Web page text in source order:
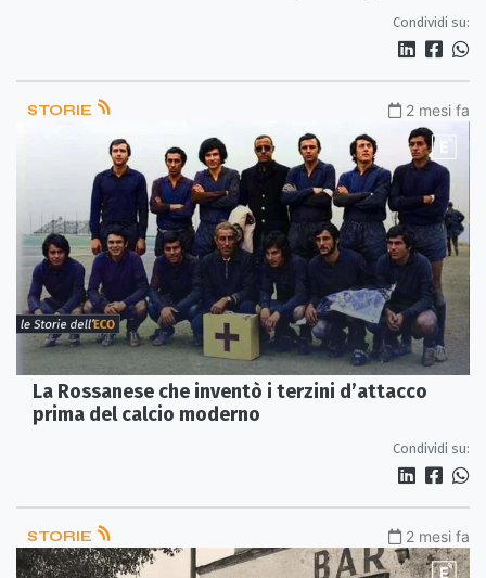
Condividi su:
STORIE 2 mesi fa
La Rossanese che inventò i terzini d’attacco
prima del calcio moderno
Condividi su:
STORIE 2 mesi fa